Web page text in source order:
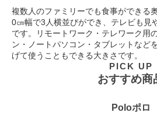
複数人のファミリーでも食事ができる
0㎝幅で3人横並びができ、テレビも見
です。リモートワーク・テレワーク用
ン・ノートパソコン・タブレットなど
げて使うこともできる大きさです。
PICK UP
おすすめ商
Poloポロ